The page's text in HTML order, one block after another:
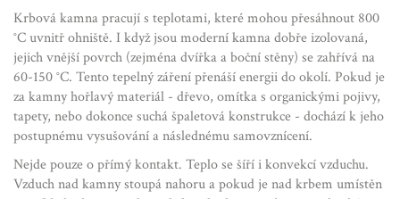
Krbová kamna pracují s teplotami, které mohou přesáhnout 800
°C uvnitř ohniště. I když jsou moderní kamna dobře izolovaná,
jejich vnější povrch (zejména dvířka a boční stěny) se zahřívá na
60-150 °C. Tento tepelný záření přenáší energii do okolí. Pokud je
za kamny hořlavý materiál - dřevo, omítka s organickými pojivy,
tapety, nebo dokonce suchá špaletová konstrukce - dochází k jeho
postupnému vysušování a následnému samovznícení.
Nejde pouze o přímý kontakt. Teplo se šíří i konvekcí vzduchu.
Vzduch nad kamny stoupá nahoru a pokud je nad krbem umístěn